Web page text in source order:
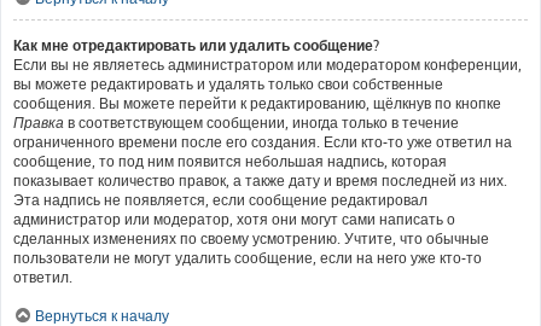
Как мне отредактировать или удалить сообщение?
Если вы не являетесь администратором или модератором конференции,
вы можете редактировать и удалять только свои собственные
сообщения. Вы можете перейти к редактированию, щёлкнув по кнопке
Правка в соответствующем сообщении, иногда только в течение
ограниченного времени после его создания. Если кто-то уже ответил на
сообщение, то под ним появится небольшая надпись, которая
показывает количество правок, а также дату и время последней из них.
Эта надпись не появляется, если сообщение редактировал
администратор или модератор, хотя они могут сами написать о
сделанных изменениях по своему усмотрению. Учтите, что обычные
пользователи не могут удалить сообщение, если на него уже кто-то
ответил.
Вернуться к началу